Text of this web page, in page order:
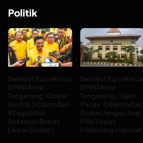
Politik
Berebut Kursi Ketua
DPRD Kota
Tangerang: Golkar
Godok 3 Calon dari
8 Legislator,
Suksesor Bebas
Like or Dislike?
Berebut Kursi Ketua
DPRD Kota
Tangerang: ‘Ujian
Panas’ Objektivitas
Golkar Jangan Asal
Pilih, Lepas
Politicking Internal!